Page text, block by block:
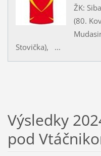
ŽK:
(80.
Stovička), ...
Výsledky
pod